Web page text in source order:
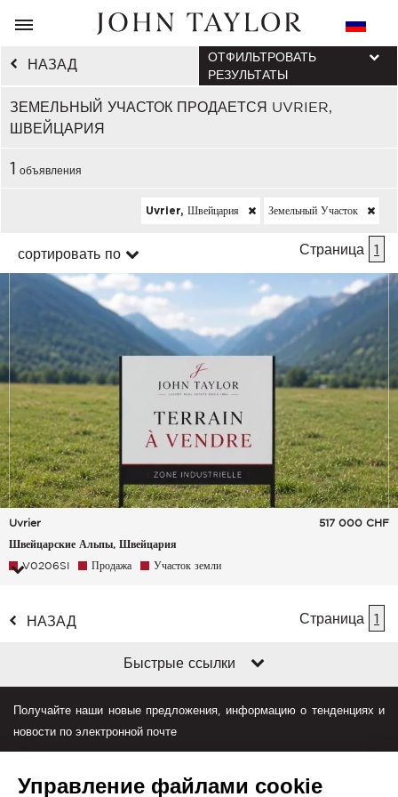
НАЗАД
ЗЕМЕЛЬНЫЙ УЧАСТОК ПРОДАЕТСЯ UVRIER,
ШВЕЙЦАРИЯ
ОТФИЛЬТРОВАТЬ
РЕЗУЛЬТАТЫ
1 объявления
Uvrier, Швейцария Земельный Участок
сортировать по Страница 1
Uvrier
Швейцарские Альпы, Швейцария
517 000 CHF
V0206SI Продажа Участок земли
НАЗАД Страница 1
Быстрые ссылки
Получайте наши новые предложения, информацию о тенденциях и
новости по электронной почте
Управление файлами cookie